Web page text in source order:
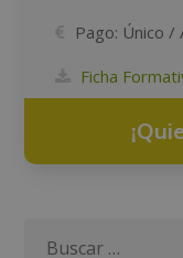
Pago: Único /
Ficha